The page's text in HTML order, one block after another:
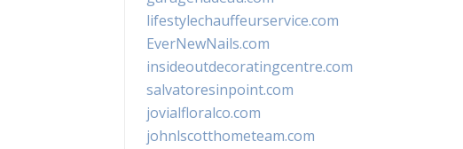
lifestylechauffeurservice.com
EverNewNails.com
insideoutdecoratingcentre.com
salvatoresinpoint.com
jovialfloralco.com
johnlscotthometeam.com